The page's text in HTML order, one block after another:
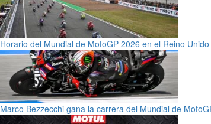
Horario del Mundial de MotoGP 2026 en el Reino Unido
Marco Bezzecchi gana la carrera del Mundial de